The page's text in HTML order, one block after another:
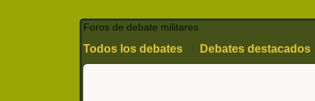
Foros de debate militares
Todos los debates Debates destacados
Sociedad y actualidad